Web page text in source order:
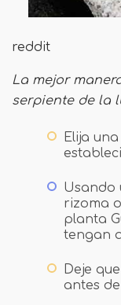
reddit
La mejor
serpiente de la
Elija
Usando
rizoma
planta
tengan
Deje
antes